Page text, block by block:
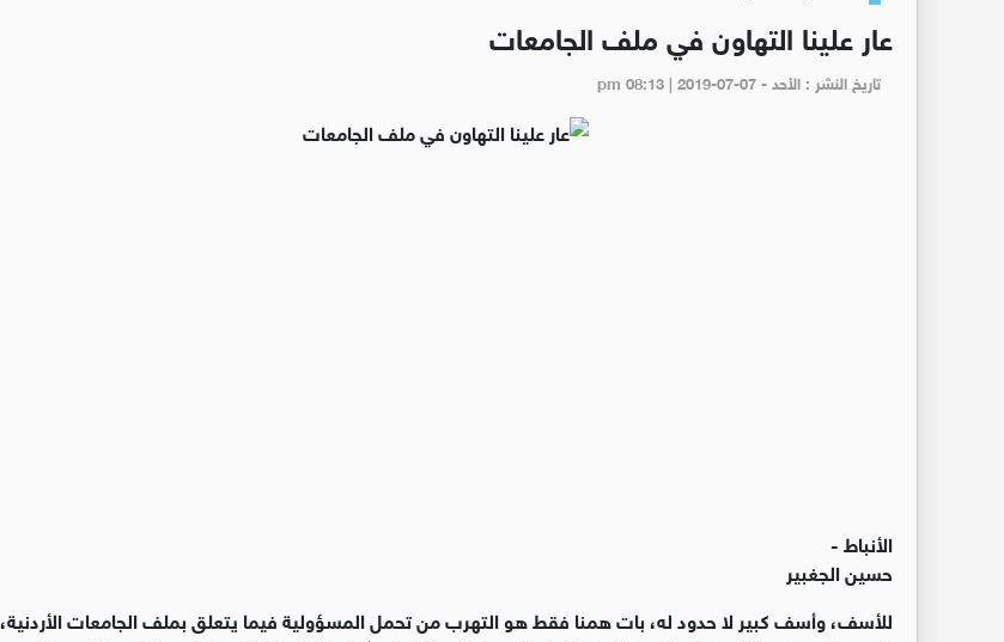
عار علينا التهاون في ملف الجامعات
تاريخ النشر : الأحد - pm 08:13 | 2019-07-07
الأنباط -
حسين الجغبير
للأسف، وأسف كبير لا حدود له، بات همنا فقط هو التهرب من تحمل المسؤولية فيما يتعلق بملف الجامعات الأردنية،